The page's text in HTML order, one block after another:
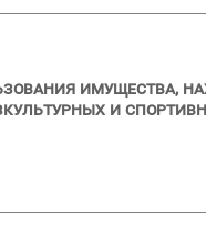
имущества,
и